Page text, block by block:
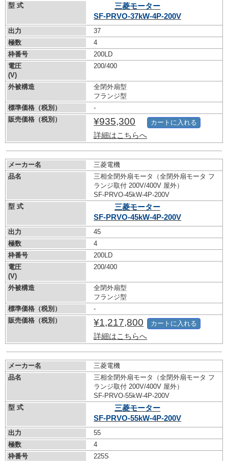
型 式
三菱モーター
SF-PRVO-37kW-4P-200V
出力
37
極数
4
枠番号
200LD
電圧
(V)
200/400
外被構造
全閉外扇型
フランジ型
標準価格（税別）
-
販売価格（税別）
¥935,300
詳細はこちらへ
カートに入れる
メーカー名
三菱電機
品名
三相全閉外扇モータ（全閉外扇モータ フ
ランジ取付 200V/400V 屋外）
SF-PRVO-45kW-4P-200V
型 式
三菱モーター
SF-PRVO-45kW-4P-200V
出力
45
極数
4
枠番号
200LD
電圧
(V)
200/400
外被構造
全閉外扇型
フランジ型
標準価格（税別）
-
販売価格（税別）
¥1,217,800
詳細はこちらへ
カートに入れる
メーカー名
三菱電機
品名
三相全閉外扇モータ（全閉外扇モータ フ
ランジ取付 200V/400V 屋外）
SF-PRVO-55kW-4P-200V
型 式
三菱モーター
SF-PRVO-55kW-4P-200V
出力
55
極数
4
枠番号
225S